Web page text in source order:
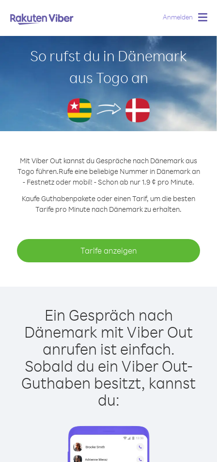
Anmelden
So rufst du in Dänemark
aus Togo an
Mit Viber Out kannst du Gespräche nach Dänemark aus
Togo führen.Rufe eine beliebige Nummer in Dänemark an
- Festnetz oder mobil! - Schon ab nur 1.9 ¢ pro Minute.
Kaufe Guthabenpakete oder einen Tarif, um die besten
Tarife pro Minute nach Dänemark zu erhalten.
Tarife anzeigen
Ein Gespräch nach
Dänemark mit Viber Out
anrufen ist einfach.
Sobald du ein Viber Out-
Guthaben besitzt, kannst
du: